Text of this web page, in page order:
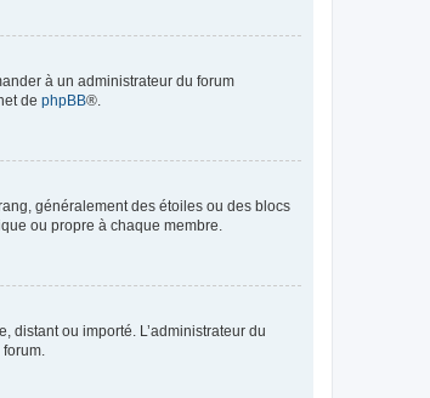
à un administrateur du forum
de phpBB®.
généralement des étoiles ou des blocs
ou propre à chaque membre.
distant ou importé. L’administrateur du